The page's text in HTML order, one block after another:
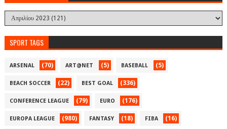
SPORT TAGS
ARSENAL (70) ART@NET (5) BASEBALL (5)
BEACH SOCCER (22) BEST GOAL (336)
CONFERENCE LEAGUE (79) EURO (176)
EUROPA LEAGUE (980) FANTASY (18) FIBA (16)